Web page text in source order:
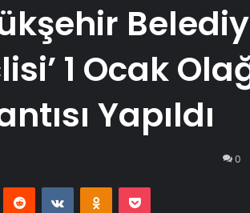
1 Ocak
Yapıldı
0
Reddit VKontakteOdnoklassniki
Pocket